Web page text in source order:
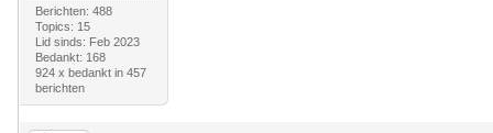
Berichten: 488
Topics: 15
Lid sinds: Feb 2023
Bedankt: 168
924 x bedankt in 457
berichten